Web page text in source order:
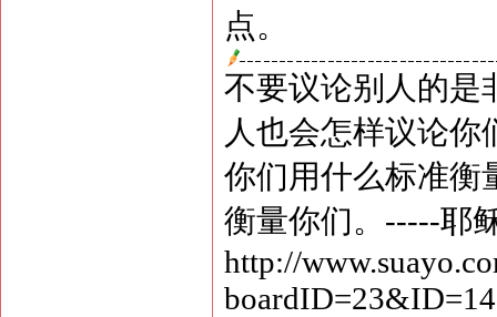
点。
不要议论别人的是
人也会怎样议论你
你们用什么标准衡
衡量你们。-----耶
http://